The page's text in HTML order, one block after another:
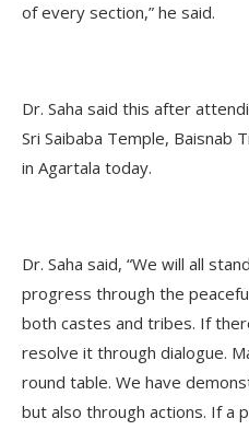
of every section,” he said.
Dr. Saha said this after
Sri Saibaba Temple, Baisnab
in Agartala today.
Dr. Saha said, “We will all
progress through the
both castes and tribes. If
resolve it through dialogue.
round table. We have
but also through actions. If a